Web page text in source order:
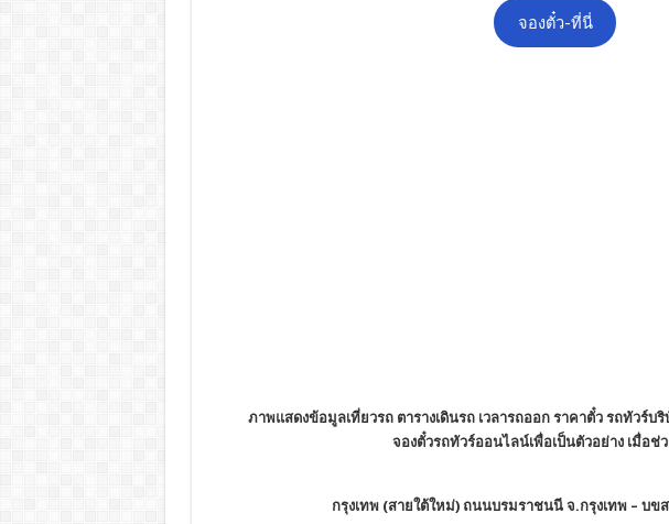
จองตั๋ว-ที่นี่
ภาพแสดงข้อมูลเที่ยวรถ ตารางเดินรถ เวลารถออก ราคาตั๋ว รถทัวร์
จองตั๋วรถทัวร์ออนไลน์เพื่อเป็นตัวอย่าง เมื่อช่ว
กรุงเทพ (สายใต้ใหม่) ถนนบรมราชนนี จ.กรุงเทพ – บข